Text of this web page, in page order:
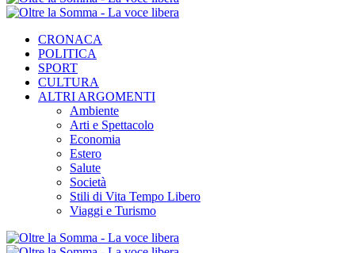
CRONACA
POLITICA
SPORT
CULTURA
ALTRI ARGOMENTI
Ambiente
Arti e Spettacolo
Economia
Estero
Salute
Società
Stili di Vita Tempo Libero
Viaggi e Turismo